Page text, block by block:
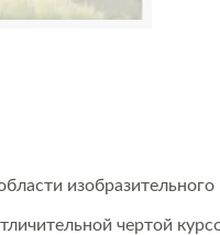
изобразительного
чертой